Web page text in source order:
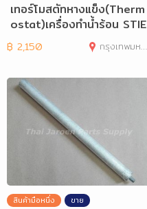
เทอร์โมสตัทหางแข็ง(Therm
ostat)เครื่องทำน้ำร้อน STIE
BEL
฿ 2,150 กรุงเทพมหานคร
สินค้ามือหนึ่ง ขาย